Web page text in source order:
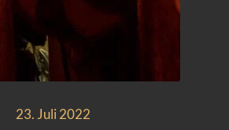
23. Juli 2022